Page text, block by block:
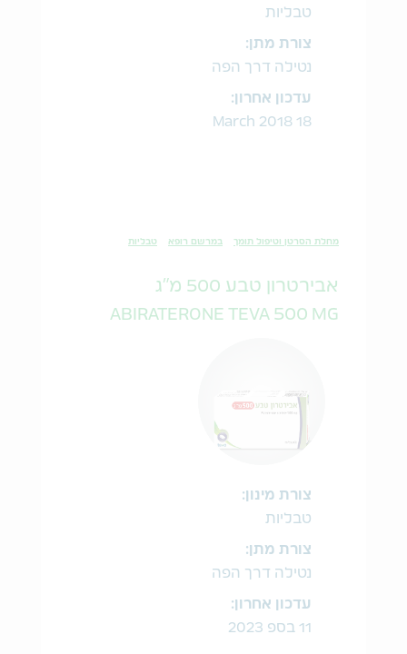
טבליות
צורת מתן:
נטילה דרך הפה
עדכון אחרון:
18 March 2018
מחלת הסרטן וטיפול תומך במרשם רופא טבליות
אבירטרון טבע 500 מ"ג
ABIRATERONE TEVA 500 MG
צורת מינון:
טבליות
צורת מתן:
נטילה דרך הפה
עדכון אחרון:
11 בספ 2023